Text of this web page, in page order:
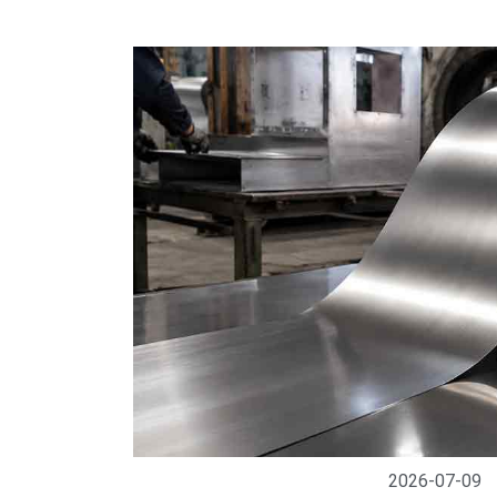
2026-07-09